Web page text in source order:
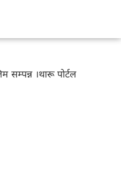
सम्पन्न ।थारू पाेर्टल